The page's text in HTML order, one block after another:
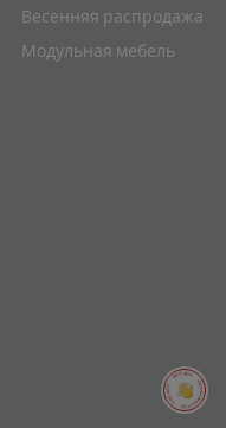
ПОМОЩЬ ПОМОЩЬ ПОМОЩЬ ПОМОЩЬ
Весенняя распродажа
Модульная мебель